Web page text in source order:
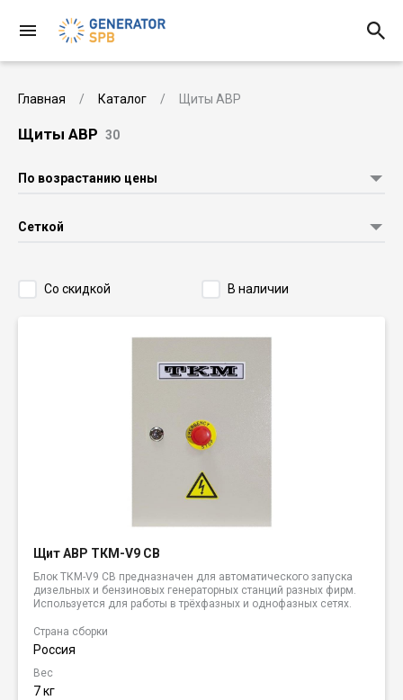
Главная Каталог Щиты АВР
Щиты АВР 30
По возрастанию цены
Сеткой
Со скидкой В наличии
Щит АВР ТКМ-V9 CB
Блок ТКМ-V9 CB предназначен для автоматического запуска
дизельных и бензиновых генераторных станций разных фирм.
Используется для работы в трёхфазных и однофазных сетях.
Страна сборки
Россия
Вес
7 кг